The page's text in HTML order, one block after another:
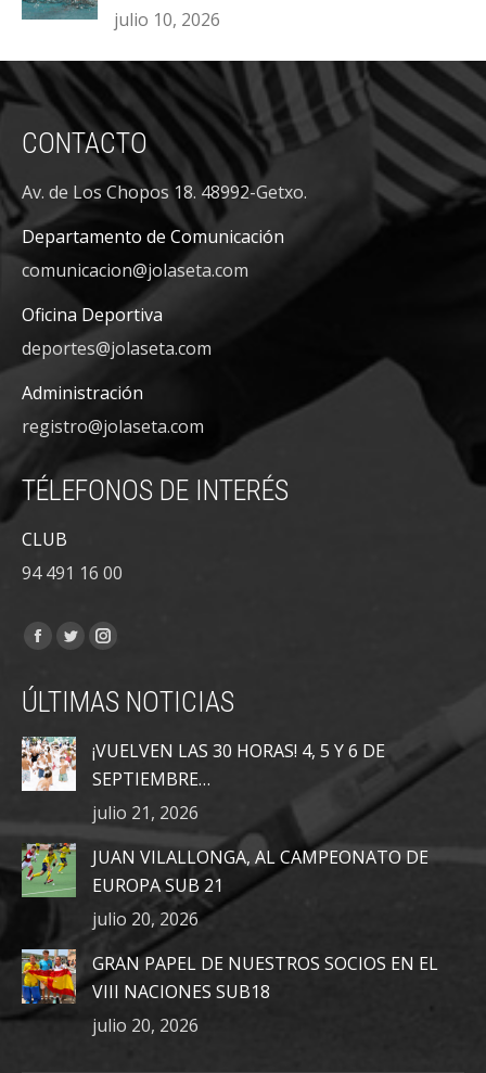
julio 10, 2026
CONTACTO
Av. de Los Chopos 18. 48992-Getxo.
Departamento de Comunicación
comunicacion@jolaseta.com
Oficina Deportiva
deportes@jolaseta.com
Administración
registro@jolaseta.com
TÉLEFONOS DE INTERÉS
CLUB
94 491 16 00
Encuéntranos en:
Facebook
opens
in
new
window
Twitter
opens
in
new
window
Instagram
opens
new
window
ÚLTIMAS NOTICIAS
¡VUELVEN LAS 30 HORAS! 4, 5 Y 6 DE
SEPTIEMBRE…
julio 21, 2026
JUAN VILALLONGA, AL CAMPEONATO DE
EUROPA SUB 21
julio 20, 2026
GRAN PAPEL DE NUESTROS SOCIOS EN EL
VIII NACIONES SUB18
julio 20, 2026